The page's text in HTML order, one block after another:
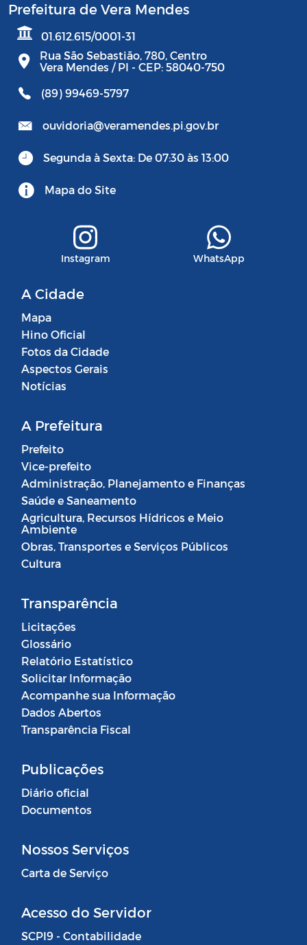
Prefeitura de Vera Mendes
01.612.615/0001-31
Rua São Sebastião, 780, Centro
Vera Mendes / PI - CEP: 58040-750
(89) 99469-5797
ouvidoria@veramendes.pi.gov.br
Segunda à Sexta: De 07:30 às 13:00
Mapa do Site
Instagram WhatsApp
A Cidade
Mapa
Hino Oficial
Fotos da Cidade
Aspectos Gerais
Notícias
A Prefeitura
Prefeito
Vice-prefeito
Administração, Planejamento e Finanças
Saúde e Saneamento
Agricultura, Recursos Hídricos e Meio
Ambiente
Obras, Transportes e Serviços Públicos
Cultura
Transparência
Licitações
Glossário
Relatório Estatístico
Solicitar Informação
Acompanhe sua Informação
Dados Abertos
Transparência Fiscal
Publicações
Diário oficial
Documentos
Nossos Serviços
Carta de Serviço
Acesso do Servidor
SCPI9 - Contabilidade